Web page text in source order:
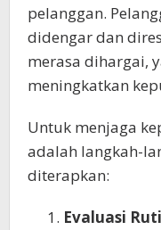
pelanggan.
didengar dan
merasa dihargai,
meningkatkan
Untuk menjaga
adalah langkah-
diterapkan:
Evaluasi